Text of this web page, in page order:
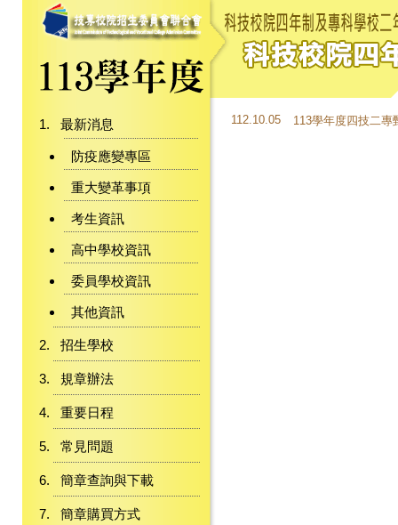
最新消息
防疫應變專區
重大變革事項
考生資訊
高中學校資訊
委員學校資訊
其他資訊
招生學校
規章辦法
重要日程
常見問題
簡章查詢與下載
簡章購買方式
112.10.05 113學年度四技二